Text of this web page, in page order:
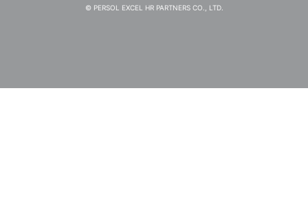
© PERSOL EXCEL HR PARTNERS CO., LTD.